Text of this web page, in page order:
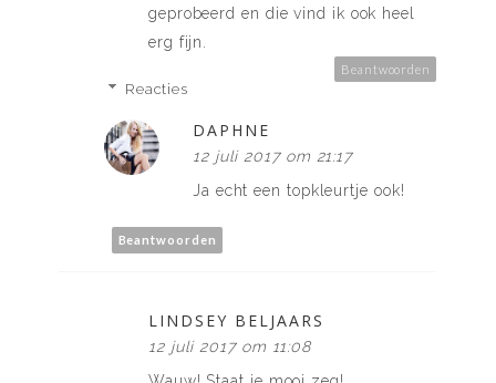
geprobeerd en die vind ik ook heel
erg fijn.
Beantwoorden
Reacties
DAPHNE
12 juli 2017 om 21:17
Ja echt een topkleurtje ook!
Beantwoorden
LINDSEY BELJAARS
12 juli 2017 om 11:08